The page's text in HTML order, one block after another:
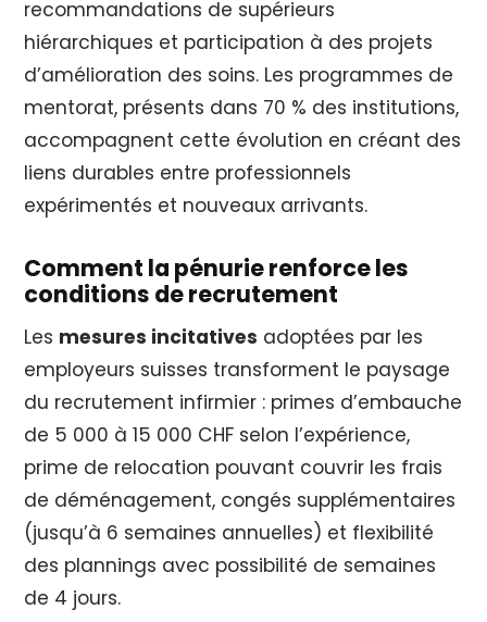
recommandations de supérieurs
hiérarchiques et participation à des projets
d’amélioration des soins. Les programmes de
mentorat, présents dans 70 % des institutions,
accompagnent cette évolution en créant des
liens durables entre professionnels
expérimentés et nouveaux arrivants.
Comment la pénurie renforce les
conditions de recrutement
Les mesures incitatives adoptées par les
employeurs suisses transforment le paysage
du recrutement infirmier : primes d’embauche
de 5 000 à 15 000 CHF selon l’expérience,
prime de relocation pouvant couvrir les frais
de déménagement, congés supplémentaires
(jusqu’à 6 semaines annuelles) et flexibilité
des plannings avec possibilité de semaines
de 4 jours.